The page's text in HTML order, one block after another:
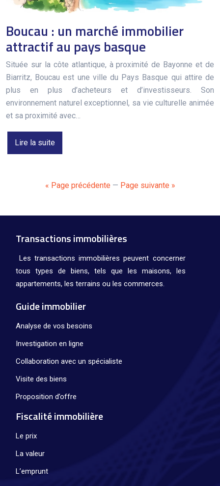
Boucau : un marché immobilier
attractif au pays basque
Située sur la côte atlantique, à proximité de Bayonne et de
Biarritz, Boucau est une ville du Pays Basque qui attire de
plus en plus d’acheteurs et d’investisseurs. Son
environnement naturel exceptionnel, sa vie culturelle animée
et sa proximité avec…
Lire la suite
« Page précédente — Page suivante »
Transactions immobilières
Les transactions immobilières peuvent concerner
tous types de biens, tels que les maisons, les
appartements, les terrains ou les commerces.
Guide immobilier
Analyse de vos besoins
Investigation en ligne
Collaboration avec un spécialiste
Visite des biens
Proposition d’offre
Fiscalité immobilière
Le prix
La valeur
L’emprunt